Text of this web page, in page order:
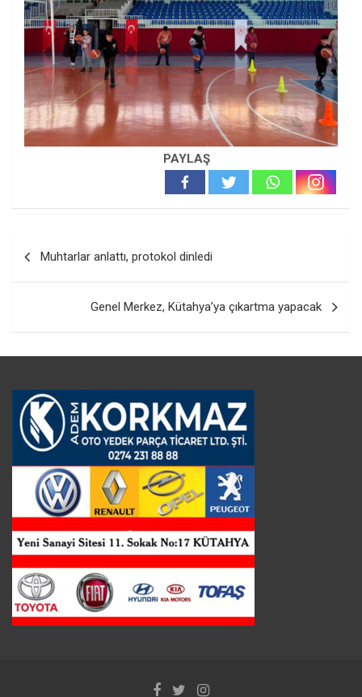
PAYLAŞ
Muhtarlar anlattı, protokol dinledi
Genel Merkez, Kütahya’ya çıkartma yapacak